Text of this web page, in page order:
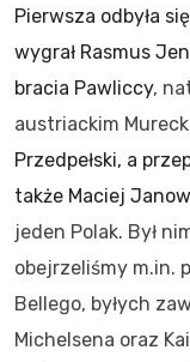
Pierwsza odbyła
wygrał Rasmus
bracia Pawliccy,
austriackim
Przedpełski, a
także Maciej
jeden Polak. Był
obejrzeliśmy m.in.
Bellego, byłych
Michelsena oraz